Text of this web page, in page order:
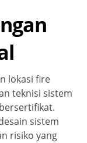
lokasi fire
teknisi sistem
sistem
risiko yang